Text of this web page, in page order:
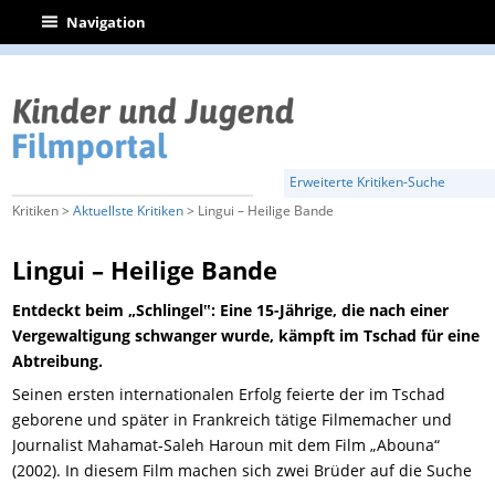
| Navigation
Erweiterte Kritiken-Suche
Kritiken >Aktuellste Kritiken> Lingui – Heilige Bande
Lingui – Heilige Bande
Entdeckt beim „Schlingel‟: Eine 15-Jährige, die nach einer
Vergewaltigung schwanger wurde, kämpft im Tschad für eine
Abtreibung.
Seinen ersten internationalen Erfolg feierte der im Tschad
geborene und später in Frankreich tätige Filmemacher und
Journalist Mahamat-Saleh Haroun mit dem Film „Abouna“
(2002). In diesem Film machen sich zwei Brüder auf die Suche